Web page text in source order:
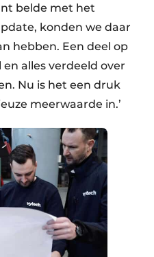
belde met het
konden we daar
hebben. Een deel op
alles verdeeld over
Nu is het een druk
meerwaarde in.’